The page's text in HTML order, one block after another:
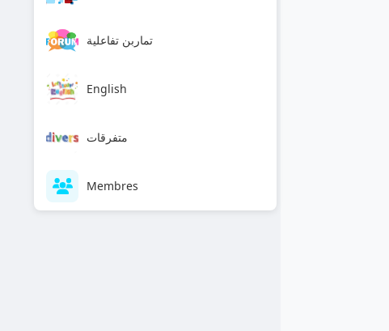
تماربن تفاعلية
English
متفرقات
Membres